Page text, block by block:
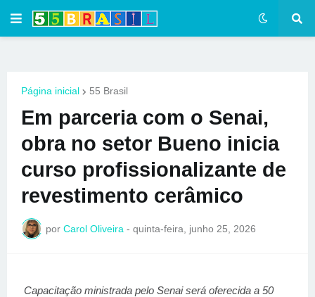
Página inicial 55 Brasil
Em parceria com o Senai,
obra no setor Bueno inicia
curso profissionalizante de
revestimento cerâmico
por Carol Oliveira - quinta-feira, junho 25, 2026
Capacitação ministrada pelo Senai será oferecida a 50